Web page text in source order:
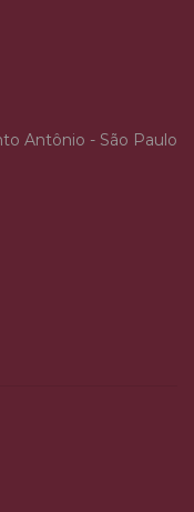
Antônio - São Paulo